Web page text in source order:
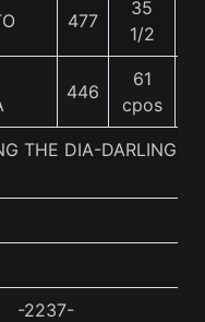
477
35
1/2
446
61
cpos
THE DIA-
-2237-